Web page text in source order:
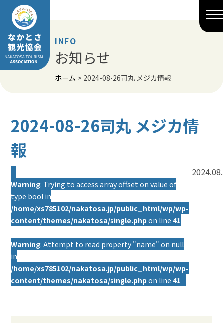
Skip
content
INFO
お知らせ
ホーム > 2024-08-26司丸 メジカ情報
2024-08-26司丸 メジカ情
報
Warning: Trying to access array offset on value of
type bool in
/home/xs785102/nakatosa.jp/public_html/wp/wp-
content/themes/nakatosa/single.php on line41
Warning: Attempt to read property "name" on null
in
/home/xs785102/nakatosa.jp/public_html/wp/wp-
content/themes/nakatosa/single.php on line41